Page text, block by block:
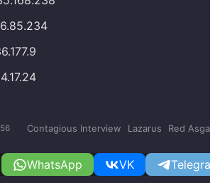
Contagious Interview Lazarus Red
WhatsApp VK